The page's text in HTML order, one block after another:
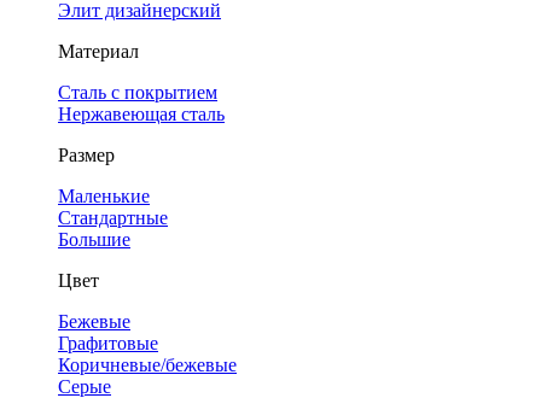
Элит дизайнерский
Материал
Сталь с покрытием
Нержавеющая сталь
Размер
Маленькие
Стандартные
Большие
Цвет
Бежевые
Графитовые
Коричневые/бежевые
Серые